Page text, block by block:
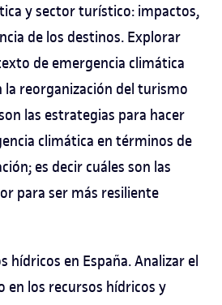
y sector turístico: impactos,
de los destinos. Explorar
de emergencia climática
la reorganización del turismo
las estrategias para hacer
climática en términos de
es decir cuáles son las
para ser más resiliente
hídricos en España. Analizar el
en los recursos hídricos y